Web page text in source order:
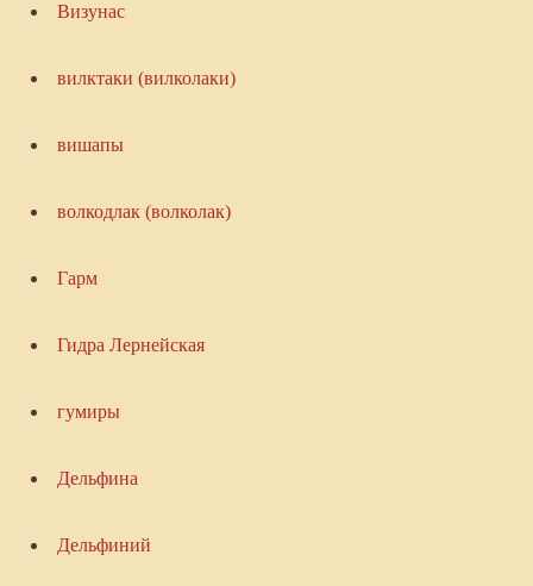
Визунас
вилктаки (вилколаки)
вишапы
волкодлак (волколак)
Гарм
Гидра Лернейская
гумиры
Дельфина
Дельфиний